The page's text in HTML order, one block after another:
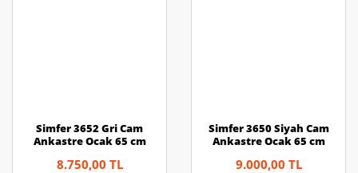
Simfer 3652 Gri Cam
Ankastre Ocak 65 cm
8.750,00 TL
Simfer 3650 Siyah Cam
Ankastre Ocak 65 cm
9.000,00 TL